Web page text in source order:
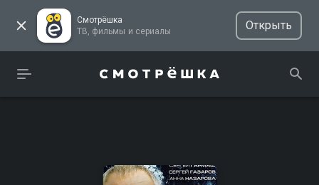
Смотрёшка
ТВ, фильмы и сериалы
Открыть